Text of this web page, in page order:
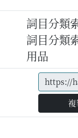
詞目分類
詞目分類
用品
複